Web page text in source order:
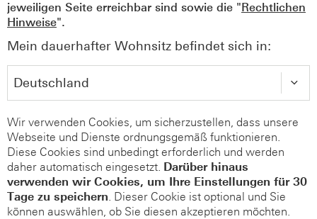
jeweiligen Seite erreichbar sind sowie die "Rechtlichen
Hinweise".
Mein dauerhafter Wohnsitz befindet sich in:
Wir verwenden Cookies, um sicherzustellen, dass unsere
Webseite und Dienste ordnungsgemäß funktionieren.
Diese Cookies sind unbedingt erforderlich und werden
daher automatisch eingesetzt. Darüber hinaus
verwenden wir Cookies, um Ihre Einstellungen für 30
Tage zu speichern. Dieser Cookie ist optional und Sie
können auswählen, ob Sie diesen akzeptieren möchten.